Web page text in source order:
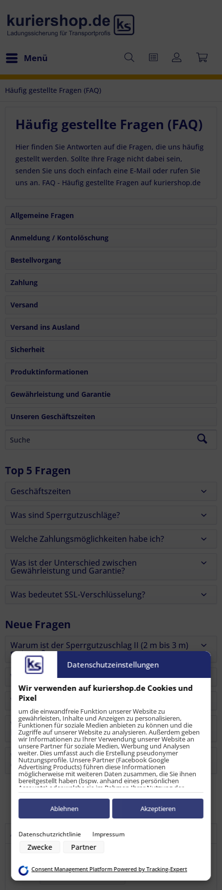
Menü
Häufig gestellte Fragen (FAQ)
Häufig gestellte Fragen (FAQ)
Hier finden Sie Antworten auf die Fragen, die uns häufig
gestellt werden. Sollte Ihre Frage nicht dabei sein,
senden Sie uns doch einfach eine E-Mail oder rufen Sie
uns an. FAQ - Häufig gestellte Fragen auf kuriershop.de
Allgemeine Fragen
Anmeldung / Kontolöschung
Bestellvorgang
Zahlung
Versand
Versand ins Ausland
Sicherheit
Produktinformationen
Gewährleistung und Garantie
Unseren Geschäftszeiten
Top 5 Fragen
Geschäftszeiten
Was sind Sperrgutzuschläge?
Welche Zahlungsmöglichkeiten habe ich?
Was ist der Unterschied zwischen
Gewährleistung und Garantie?
Was bedeutet SSL-Verschlüsselung?
Neue Fragen
Warum ist der Sperrgutzuschlag II (2 m bis 3 m)
so teuer?
Wie kann ich mein Kundenkonto löschen?
Wie steht Ihr zum Umweltschutz?
Was ist beim Anlegen des Kundenkontos zu
beachten?
Warum haben manche Schienen, Klemmbalken
oder Sperrstangen Kratzer oder ähnliches?
Antwort nicht gefunden?
stellen zum Kontaktformular
Datenschutzeinstellungen
Wir verwenden auf kuriershop.de Cookies und
Pixel
um die einwandfreie Funktion unserer Website zu
gewährleisten, Inhalte und Anzeigen zu personalisieren,
Funktionen für soziale Medien anbieten zu können und die
Zugriffe auf unserer Website zu analysieren. Außerdem geben
wir Informationen zu Ihrer Verwendung unserer Website an
unsere Partner für soziale Medien, Werbung und Analysen
weiter. Dies umfasst auch die Erstellung pseudonymer
Nutzungsprofile. Unsere Partner (Facebook Google
Advertising Products) führen diese Informationen
möglicherweise mit weiteren Daten zusammen, die Sie ihnen
bereitgestellt haben (bspw. anhand eines persönlichen
Accounts) oder welche sie im Rahmen Ihrer Nutzung der
Dienste gesammelt haben (bspw. Nutzungsdaten anderer
Geräte). Ihre Einwilligung zur Nutzung von Cookies und Pixeln
können Sie jederzeit widerrufen, indem Sie auf den
Datenschutz-Button links unten klicken und dort die
Zwecke der Datenverarbeitung durch unsere Partner:
Speichern von oder Zugriff auf Informationen auf einem Endgerät
Verwendung von Profilen zur Auswahl personalisierter Werbung
Datenschutzrichtlinie Impressum
Zwecke Partner
Ablehnen Akzeptieren
Consent Management Platform Powered by Tracking-Expert